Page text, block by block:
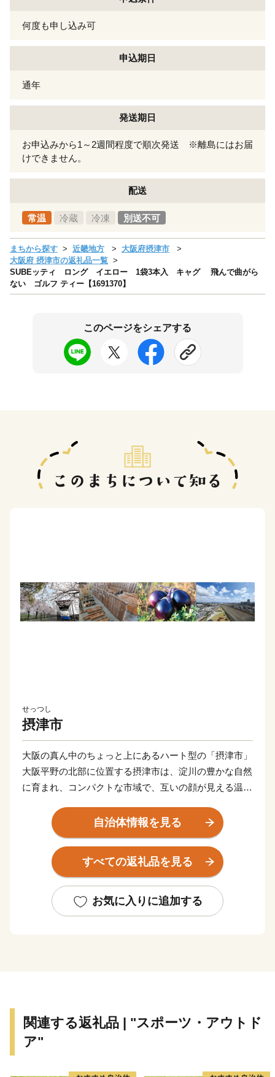
何度も申し込み可
申込期日
通年
発送期日
お申込みから1～2週間程度で順次発送 ※離島にはお届
けできません。
配送
常温 冷蔵 冷凍 別送不可
まちから探す 近畿地方
大阪府摂津市
大阪府 摂津市の返礼品一覧
SUBEッティ ロング イエロー 1袋3本入 キャグ 飛んで曲がら
ない ゴルフ ティー【1691370】
このページをシェアする
せっつし
摂津市
大阪の真ん中のちょっと上にあるハート型の「摂津市」
大阪平野の北部に位置する摂津市は、淀川の豊かな自然
に育まれ、コンパクトな市域で、互いの顔が見える温か
また、都心に近く通勤通学の利便性が良いだけではな
く、「新幹線鳥飼車両基地」「阪急電鉄正雀工場」もあ
り、鉄道好きの方にもに愛されています。
約4,000の中小企業があり、「摂津優品（せっつすぐれ
がたくさんあります。
自治体情報を見る
すべての返礼品を見る
お気に入りに追加する
関連する返礼品 | "スポーツ・アウトド
ア"